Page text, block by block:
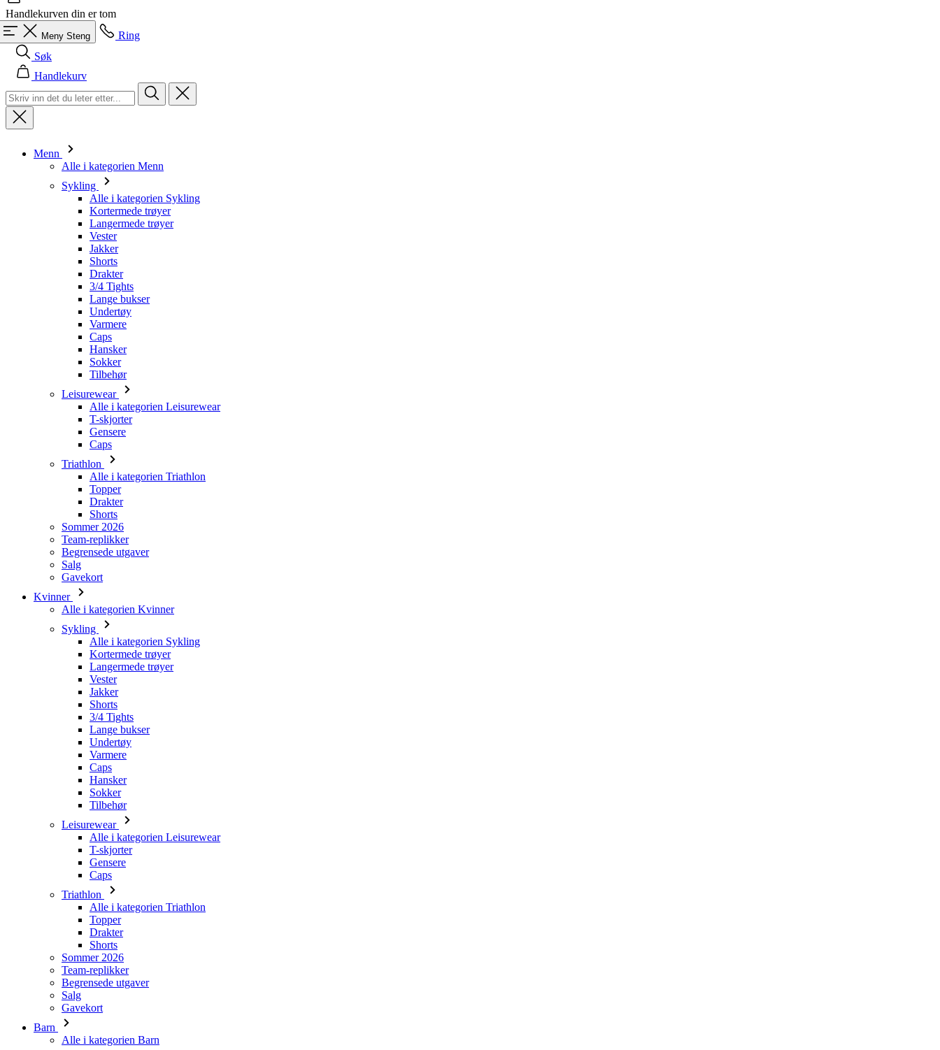
Handlekurv
Menn
Alle i kategorien Menn
Langermede trøyer
Vester
Jakker
Shorts
Drakter
3/4 Tights
Lange bukser
Undertøy
Varmere
Caps
Hansker
Sokker
Tilbehør
Leisurewear
Alle i kategorien Leisurewear
T-skjorter
Gensere
Triathlon
Alle i kategorien Triathlon
Topper
Drakter
Shorts
Sommer 2026
Team-replikker
Begrensede utgaver
Salg
Gavekort
Kvinner
Alle i kategorien Kvinner
Sykling
Alle i kategorien Sykling
Langermede trøyer
Vester
Jakker
Shorts
3/4 Tights
Lange bukser
Undertøy
Varmere
Caps
Hansker
Sokker
Tilbehør
Leisurewear
Alle i kategorien Leisurewear
T-skjorter
Gensere
Triathlon
Alle i kategorien Triathlon
Topper
Drakter
Shorts
Sommer 2026
Team-replikker
Begrensede utgaver
Salg
Gavekort
Barn
Alle i kategorien Barn
Sykling
Alle i kategorien Sykling
Langermede trøyer